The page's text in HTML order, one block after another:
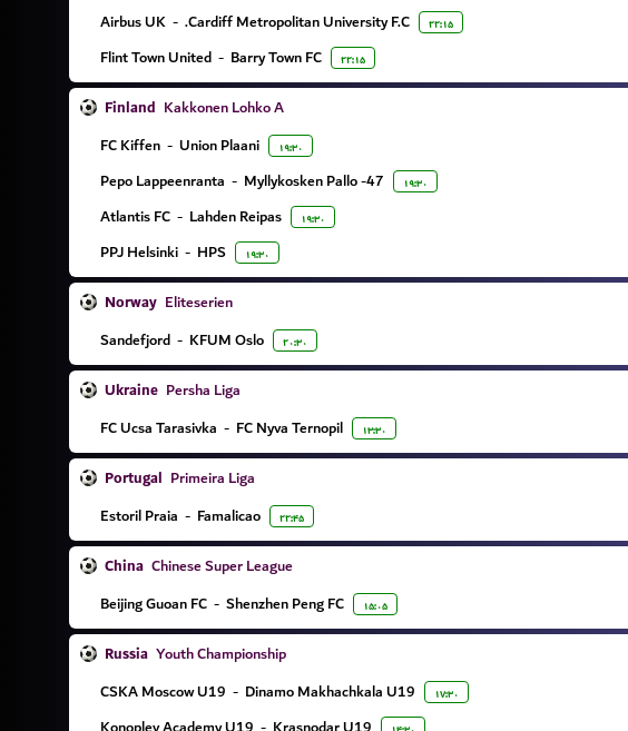
Airbus UK - Cardiff Metropolitan University F.C. ۲۲:۱۵
Flint Town United - Barry Town FC ۲۲:۱۵
Finland Kakkonen Lohko A
FC Kiffen - Union Plaani ۱۹:۳۰
Pepo Lappeenranta - Myllykosken Pallo -47 ۱۹:۳۰
Atlantis FC - Lahden Reipas ۱۹:۳۰
PPJ Helsinki - HPS ۱۹:۳۰
Norway Eliteserien
Sandefjord - KFUM Oslo ۲۰:۳۰
Ukraine Persha Liga
FC Ucsa Tarasivka - FC Nyva Ternopil ۱۳:۳۰
Portugal Primeira Liga
Estoril Praia - Famalicao ۲۲:۴۵
China Chinese Super League
Beijing Guoan FC - Shenzhen Peng FC ۱۵:۰۵
Russia Youth Championship
CSKA Moscow U19 - Dinamo Makhachkala U19 ۱۷:۳۰